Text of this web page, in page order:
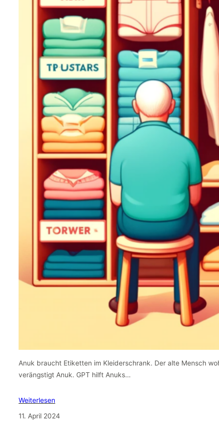
Anuk braucht Etiketten im Kleiderschrank. Der alte Mensch
verängstigt Anuk. GPT hilft Anuks…
Weiterlesen
11. April 2024